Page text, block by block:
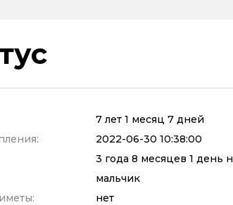
7 лет 1 месяц 7 дней
2022-06-30 10:38:00
3 года 8 месяцев 1 день
мальчик
нет